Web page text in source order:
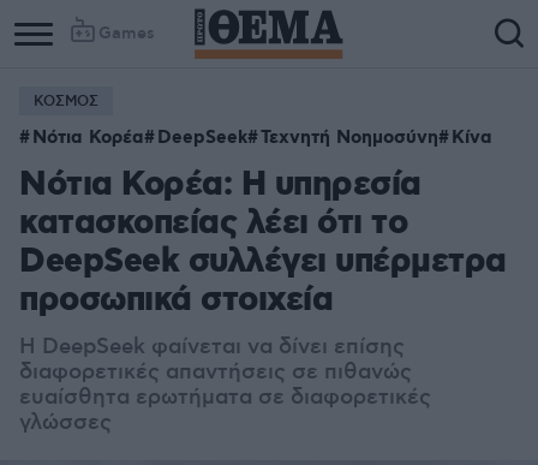
Games
ΚΟΣΜΟΣ
Νότια Κορέα DeepSeek Τεχνητή Νοημοσύνη Κίνα
Νότια Κορέα: Η υπηρεσία
κατασκοπείας λέει ότι το
DeepSeek συλλέγει υπέρμετρα
προσωπικά στοιχεία
Η DeepSeek φαίνεται να δίνει επίσης
διαφορετικές απαντήσεις σε πιθανώς
ευαίσθητα ερωτήματα σε διαφορετικές
γλώσσες